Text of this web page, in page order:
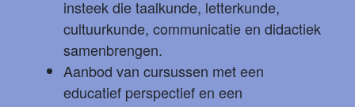
insteek die taalkunde, letterkunde,
cultuurkunde, communicatie en didactiek
samenbrengen.
Aanbod van cursussen met een
educatief perspectief en een